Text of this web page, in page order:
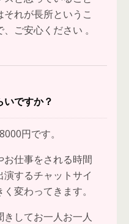
れが長所というこ
ご安心ください 。
ですか？
円です。
仕事をされる時間
するチャットサイ
変わってきます。
してお一人お一人